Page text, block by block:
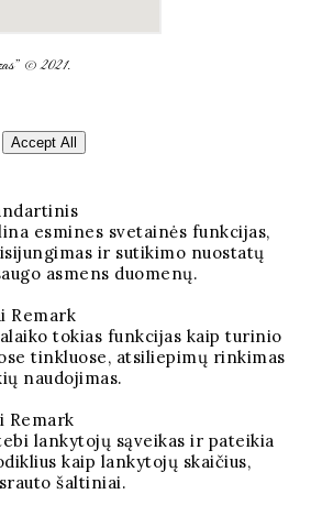
© 2021.
Accept All
esmines svetainės funkcijas,
ir sutikimo nuostatų
asmens duomenų.
Remark
tokias funkcijas kaip turinio
tinkluose, atsiliepimų rinkimas
naudojimas.
Remark
lankytojų sąveikas ir pateikia
kaip lankytojų skaičius,
šaltiniai.